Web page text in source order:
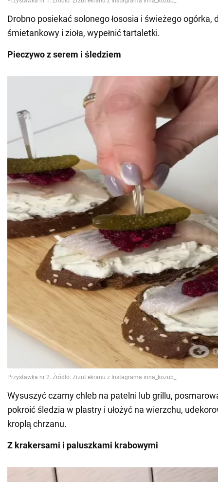
Drobno posiekać solonego łososia i świeżego ogórka,
śmietankowy i zioła, wypełnić tartaletki.
Pieczywo z serem i śledziem
Wysuszyć czarny chleb na patelni lub grillu,
pokroić śledzia w plastry i ułożyć na wierzchu,
kroplą chrzanu.
Z krakersami i paluszkami krabowymi